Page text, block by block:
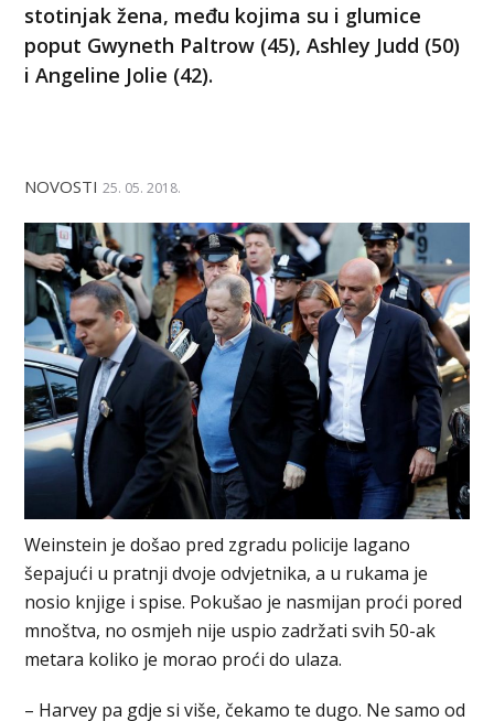
stotinjak žena, među kojima su i glumice
poput Gwyneth Paltrow (45), Ashley Judd (50)
i Angeline Jolie (42).
NOVOSTI 25. 05. 2018.
Weinstein je došao pred zgradu policije lagano
šepajući u pratnji dvoje odvjetnika, a u rukama je
nosio knjige i spise. Pokušao je nasmijan proći pored
mnoštva, no osmjeh nije uspio zadržati svih 50-ak
metara koliko je morao proći do ulaza.
– Harvey pa gdje si više, čekamo te dugo. Ne samo od